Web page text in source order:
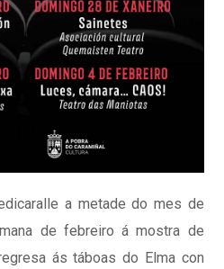
a metade do mes de
de febreiro á mostra de
ás táboas do Elma con